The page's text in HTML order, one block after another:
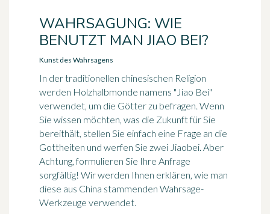
WAHRSAGUNG: WIE
BENUTZT MAN JIAO BEI?
Kunst des Wahrsagens
In der traditionellen chinesischen Religion
werden Holzhalbmonde namens "Jiao Bei"
verwendet, um die Götter zu befragen. Wenn
Sie wissen möchten, was die Zukunft für Sie
bereithält, stellen Sie einfach eine Frage an die
Gottheiten und werfen Sie zwei Jiaobei. Aber
Achtung, formulieren Sie Ihre Anfrage
sorgfältig! Wir werden Ihnen erklären, wie man
diese aus China stammenden Wahrsage-
Werkzeuge verwendet.